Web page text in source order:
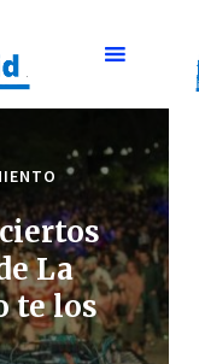
La
te los